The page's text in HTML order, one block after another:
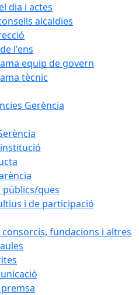
dia i actes
alcaldies
l'ens
equip de govern
tècnic
Gerència
públics/ques
i de participació
fundacions i altres